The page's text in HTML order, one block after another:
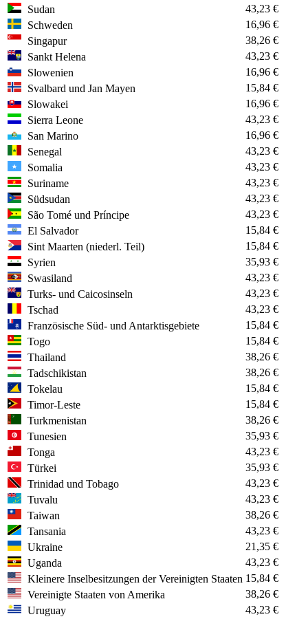
Sudan
43,23 €
Schweden
16,96 €
Singapur
38,26 €
Sankt Helena
43,23 €
Slowenien
16,96 €
Svalbard und Jan Mayen
15,84 €
Slowakei
16,96 €
Sierra Leone
43,23 €
San Marino
16,96 €
Senegal
43,23 €
Somalia
43,23 €
Suriname
43,23 €
Südsudan
43,23 €
São Tomé und Príncipe
43,23 €
El Salvador
15,84 €
Sint Maarten (niederl. Teil)
15,84 €
Syrien
35,93 €
Swasiland
43,23 €
Turks- und Caicosinseln
43,23 €
Tschad
43,23 €
Französische Süd- und Antarktisgebiete
15,84 €
Togo
15,84 €
Thailand
38,26 €
Tadschikistan
38,26 €
Tokelau
15,84 €
Timor-Leste
15,84 €
Turkmenistan
38,26 €
Tunesien
35,93 €
Tonga
43,23 €
Türkei
35,93 €
Trinidad und Tobago
43,23 €
Tuvalu
43,23 €
Taiwan
38,26 €
Tansania
43,23 €
Ukraine
21,35 €
Uganda
43,23 €
Kleinere Inselbesitzungen der Vereinigten Staaten 15,84 €
Vereinigte Staaten von Amerika
38,26 €
Uruguay
43,23 €